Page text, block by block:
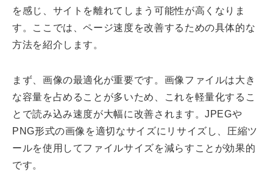
を感じ、サイトを離れてしまう可能性が高くなりま
す。ここでは、ページ速度を改善するための具体的な
方法を紹介します。
まず、画像の最適化が重要です。画像ファイルは大き
な容量を占めることが多いため、これを軽量化するこ
とで読み込み速度が大幅に改善されます。JPEGや
PNG形式の画像を適切なサイズにリサイズし、圧縮ツ
ールを使用してファイルサイズを減らすことが効果的
です。